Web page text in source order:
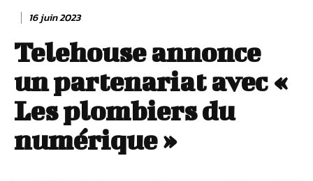
16 juin 2023
Telehouse annonce
un partenariat avec «
Les plombiers du
numérique »